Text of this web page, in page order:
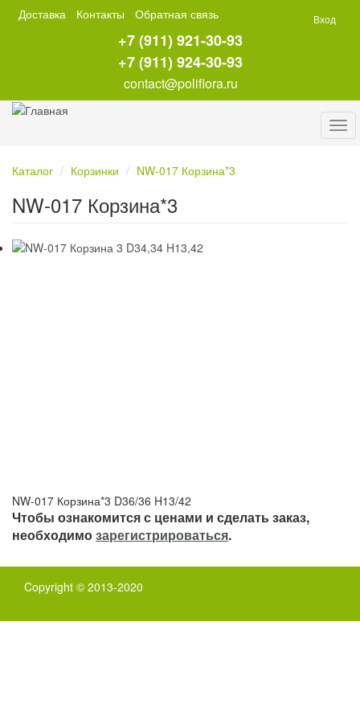
Перейти
Доставка Контакты Обратная связь
+7 (911) 921-30-93
+7 (911) 924-30-93
contact@poliflora.ru
Вход
Каталог
Корзинки NW-017 Корзина*3
NW-017 Корзина*3
NW-017 Корзина*3 D36/36 H13/42
Чтобы ознакомится с ценами и сделать заказ,
необходимозарегистрироваться.
Copyright © 2013-2020